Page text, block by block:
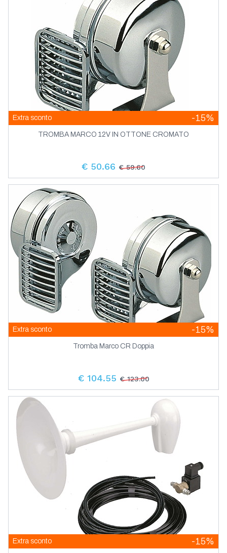
Extra sconto -15%
TROMBA MARCO 12V IN OTTONE CROMATO
€ 50.66 € 59.60
Extra sconto -15%
Tromba Marco CR Doppia
€ 104.55 € 123.00
Extra sconto -15%